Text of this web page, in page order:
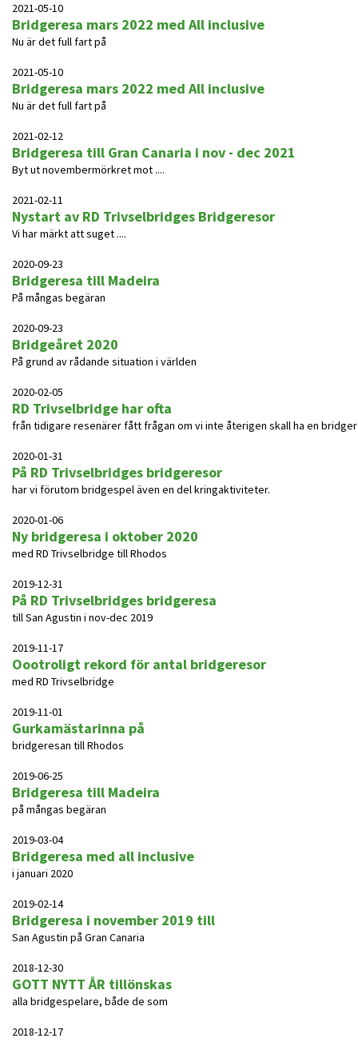
2021-05-10
Bridgeresa mars 2022 med All inclusive
Nu är det full fart på
2021-05-10
Bridgeresa mars 2022 med All inclusive
Nu är det full fart på
2021-02-12
Bridgeresa till Gran Canaria i nov - dec 2021
Byt ut novembermörkret mot ....
2021-02-11
Nystart av RD Trivselbridges Bridgeresor
Vi har märkt att suget ....
2020-09-23
Bridgeresa till Madeira
På mångas begäran
2020-09-23
Bridgeåret 2020
På grund av rådande situation i världen
2020-02-05
RD Trivselbridge har ofta
från tidigare resenärer fått frågan om vi inte återigen skall ha en
2020-01-31
På RD Trivselbridges bridgeresor
har vi förutom bridgespel även en del kringaktiviteter.
2020-01-06
Ny bridgeresa i oktober 2020
med RD Trivselbridge till Rhodos
2019-12-31
På RD Trivselbridges bridgeresa
till San Agustin i nov-dec 2019
2019-11-17
Oootroligt rekord för antal bridgeresor
med RD Trivselbridge
2019-11-01
Gurkamästarinna på
bridgeresan till Rhodos
2019-06-25
Bridgeresa till Madeira
på mångas begäran
2019-03-04
Bridgeresa med all inclusive
i januari 2020
2019-02-14
Bridgeresa i november 2019 till
San Agustin på Gran Canaria
2018-12-30
GOTT NYTT ÅR tillönskas
alla bridgespelare, både de som
2018-12-17